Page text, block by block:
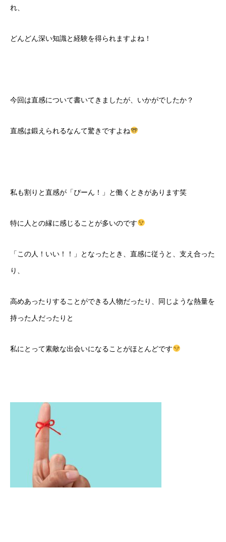
れ、
どんどん深い知識と経験を得られますよね！
今回は直感について書いてきましたが、いかがでしたか？
直感は鍛えられるなんて驚きですよね
私も割りと直感が「ぴーん！」と働くときがあります笑
特に人との縁に感じることが多いのです
「この人！いい！！」となったとき、直感に従うと、支え合った
り、
高めあったりすることができる人物だったり、同じような熱量を
持った人だったりと
私にとって素敵な出会いになることがほとんどです